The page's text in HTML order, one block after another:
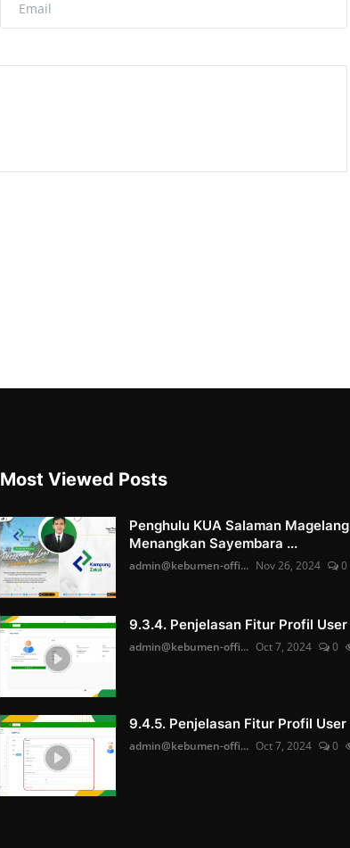
Most Viewed Posts
Penghulu KUA Salaman Magelang
Menangkan Sayembara ...
admin@kebumen-offi... Nov 26, 2024 0
9.3.4. Penjelasan Fitur Profil User
admin@kebumen-offi... Oct 7, 2024 0
9.4.5. Penjelasan Fitur Profil User
admin@kebumen-offi... Oct 7, 2024 0